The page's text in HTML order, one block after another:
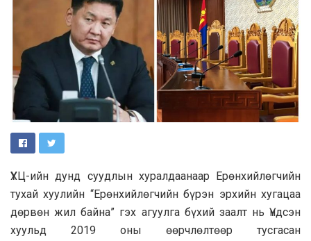
ҮХЦ-ийн дунд суудлын хуралдаанаар Ерөнхийлөгчийн
тухай хуулийн “Ерөнхийлөгчийн бүрэн эрхийн хугацаа
дөрвөн жил байна” гэх агуулга бүхий заалт нь Үндсэн
хуульд 2019 оны өөрчлөлтөөр тусгасан